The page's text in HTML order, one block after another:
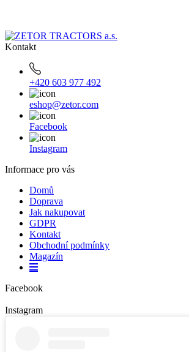
Kontakt
+420 603 977 492
eshop@zetor.com
Facebook
Instagram
Informace pro vás
Domů
Doprava
Jak nakupovat
GDPR
Kontakt
Obchodní podmínky
Magazín
Facebook
Instagram